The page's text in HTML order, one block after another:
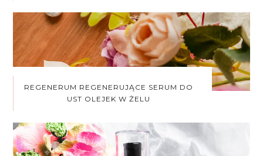
REGENERUM REGENERUJĄCE SERUM DO
UST OLEJEK W ŻELU